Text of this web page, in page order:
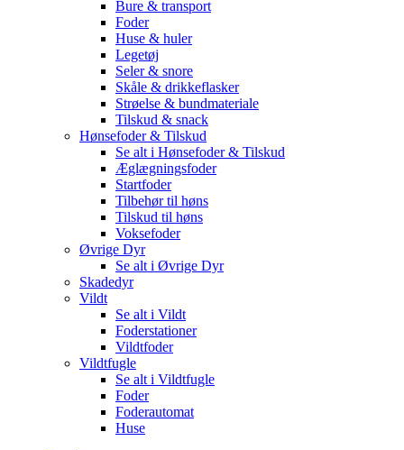
Bure & transport
Foder
Huse & huler
Legetøj
Seler & snore
Skåle & drikkeflasker
Strøelse & bundmateriale
Tilskud & snack
Hønsefoder & Tilskud
Se alt i Hønsefoder & Tilskud
Æglægningsfoder
Startfoder
Tilbehør til høns
Tilskud til høns
Voksefoder
Øvrige Dyr
Se alt i Øvrige Dyr
Skadedyr
Vildt
Se alt i Vildt
Foderstationer
Vildtfoder
Vildtfugle
Se alt i Vildtfugle
Foder
Foderautomat
Huse